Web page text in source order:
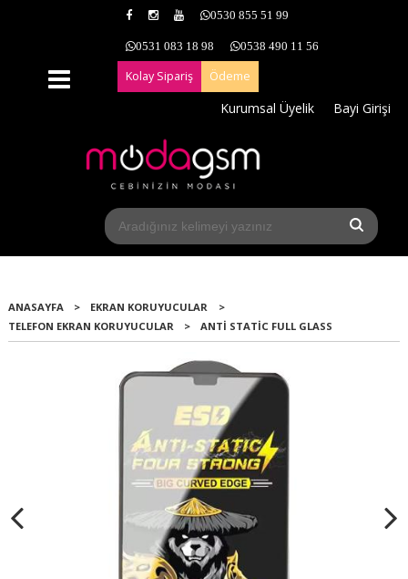
0530 855 51 99
0531 083 18 98 0538 490 11 56
Kolay Sipariş Ödeme
Kurumsal Üyelik Bayi Girişi
ANASAYFA > EKRAN KORUYUCULAR
>
TELEFON EKRAN KORUYUCULAR
> ANTI STATIC FULL GLASS